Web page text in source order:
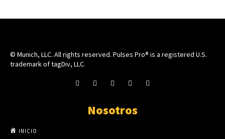
© Munich, LLC. All rights reserved. Pulses Pro® is a registered U.S.
trademark of tagDiv, LLC.
Nosotros
INICIO